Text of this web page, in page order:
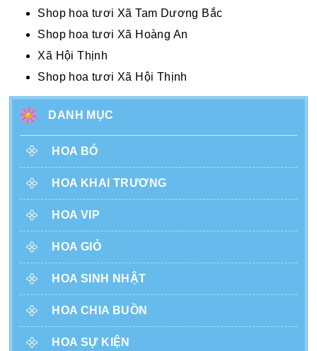
Shop hoa tươi Xã Tam Dương Bắc
Shop hoa tươi Xã Hoàng An
Xã Hội Thịnh
Shop hoa tươi Xã Hội Thịnh
DANH MỤC
HOA BÓ
HOA KHAI TRƯƠNG
HOA VIP
HOA GIỎ
HOA SINH NHẬT
HOA CHIA BUỒN
HOA SỰ KIỆN